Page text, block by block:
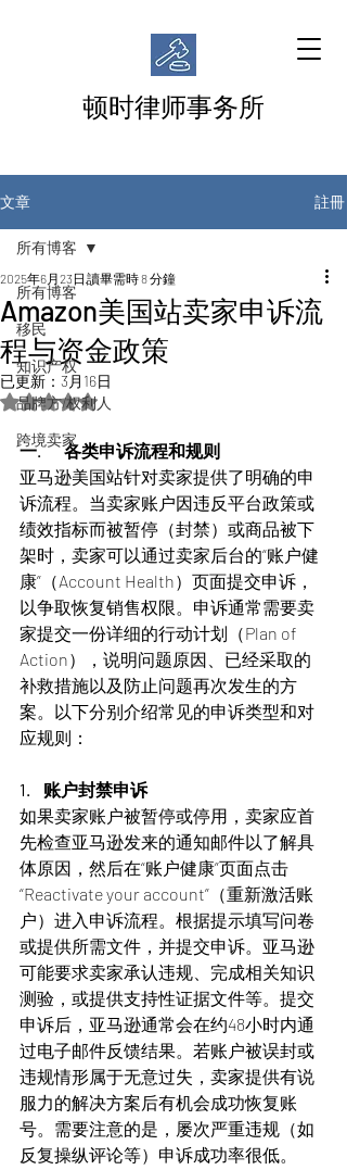
顿时律师事务所
文章 註冊
所有博客
移民
知识产权
品牌方/权利人
跨境卖家
所有博客
Amazon美国站卖家申诉流
程与资金政策
2025年6月23日 讀畢需時 8 分鐘
已更新： 3月16日
評等為 NaN（最高為 5 顆星）。
一.       各类申诉流程和规则
亚马逊美国站针对卖家提供了明确的申
诉流程。当卖家账户因违反平台政策或
绩效指标而被暂停（封禁）或商品被下
架时，卖家可以通过卖家后台的“账户健
康”（Account Health）页面提交申诉，
以争取恢复销售权限。申诉通常需要卖
家提交一份详细的行动计划（Plan of
Action），说明问题原因、已经采取的
补救措施以及防止问题再次发生的方
案。以下分别介绍常见的申诉类型和对
应规则：
1.    账户封禁申诉
如果卖家账户被暂停或停用，卖家应首
先检查亚马逊发来的通知邮件以了解具
体原因，然后在“账户健康”页面点击
“Reactivate your account”（重新激活账
户）进入申诉流程。根据提示填写问卷
或提供所需文件，并提交申诉。亚马逊
可能要求卖家承认违规、完成相关知识
测验，或提供支持性证据文件等。提交
申诉后，亚马逊通常会在约48小时内通
过电子邮件反馈结果。若账户被误封或
违规情形属于无意过失，卖家提供有说
服力的解决方案后有机会成功恢复账
号。需要注意的是，屡次严重违规（如
反复操纵评论等）申诉成功率很低。